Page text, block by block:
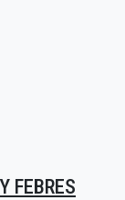
FEBRES